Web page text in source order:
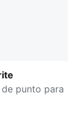
punto para